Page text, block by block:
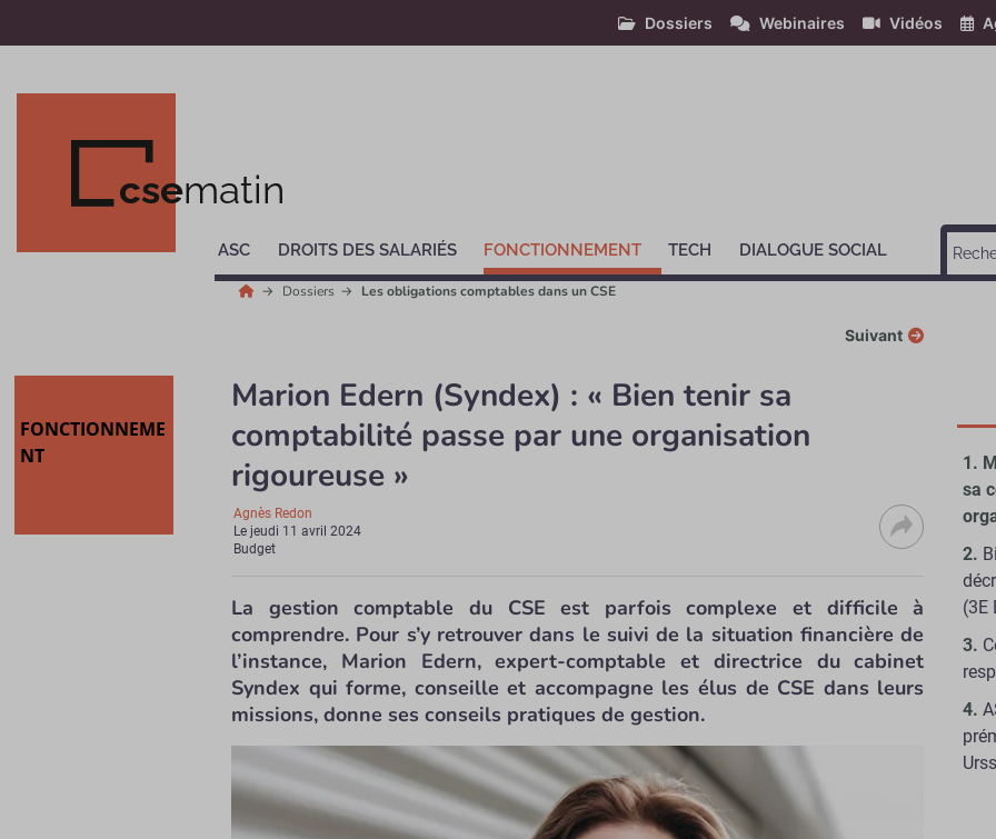
Dossiers Webinaires Vidéos
csematin
ASC DROITS DES SALARIÉS FONCTIONNEMENT TECH DIALOGUE SOCIAL
Dossiers Les obligations comptables dans un CSE
Suivant
FONCTIONNEME
NT
Marion Edern (Syndex) : « Bien tenir sa
comptabilité passe par une organisation
rigoureuse »
Agnès Redon
Le jeudi 11 avril 2024
Budget
La gestion comptable du CSE est parfois complexe et difficile à
comprendre. Pour s’y retrouver dans le suivi de la situation financière de
l’instance, Marion Edern, expert-comptable et directrice du cabinet
Syndex qui forme, conseille et accompagne les élus de CSE dans leurs
missions, donne ses conseils pratiques de gestion.
sa
(3E